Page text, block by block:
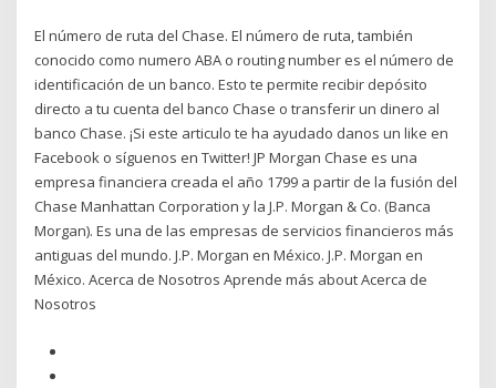
El número de ruta del Chase. El número de ruta, también
conocido como numero ABA o routing number es el número de
identificación de un banco. Esto te permite recibir depósito
directo a tu cuenta del banco Chase o transferir un dinero al
banco Chase. ¡Si este articulo te ha ayudado danos un like en
Facebook o síguenos en Twitter! JP Morgan Chase es una
empresa financiera creada el año 1799 a partir de la fusión del
Chase Manhattan Corporation y la J.P. Morgan & Co. (Banca
Morgan). Es una de las empresas de servicios financieros más
antiguas del mundo. J.P. Morgan en México. J.P. Morgan en
México. Acerca de Nosotros Aprende más about Acerca de
Nosotros